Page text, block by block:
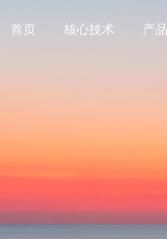
首页 核心技术 产